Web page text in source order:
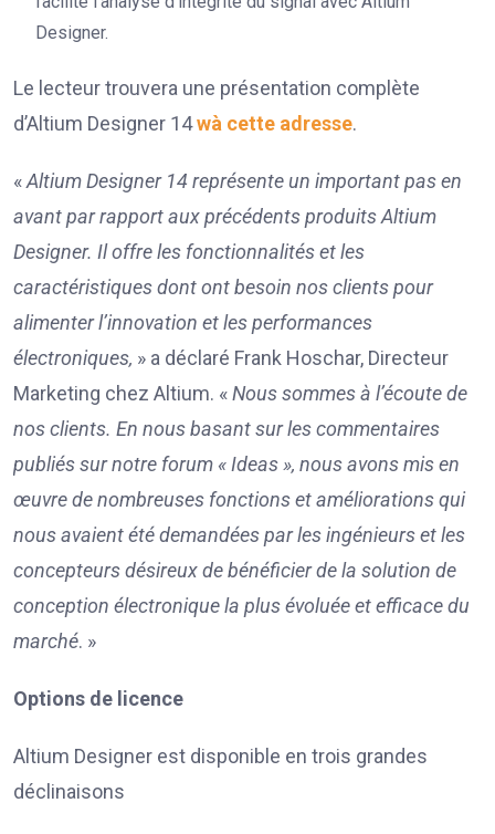
Designer.
Le lecteur trouvera une présentation complète
d’Altium Designer 14wà cette adresse.
«Altium Designer 14 représente un important pas en
avant par rapport aux précédents produits Altium
Designer. Il offre les fonctionnalités et les
caractéristiques dont ont besoin nos clients pour
alimenter l’innovation et les performances
électroniques, » a déclaré Frank Hoschar, Directeur
Marketing chez Altium. «Nous sommes à l’écoute de
nos clients. En nous basant sur les commentaires
publiés sur notre forum « Ideas », nous avons mis en
œuvre de nombreuses fonctions et améliorations qui
nous avaient été demandées par les ingénieurs et les
concepteurs désireux de bénéficier de la solution de
conception électronique la plus évoluée et efficace du
marché. »
Options de licence
Altium Designer est disponible en trois grandes
déclinaisons